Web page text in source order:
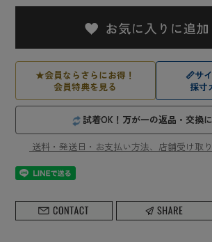
★会員ならさらにお得！
会員特典を見る
📏サ
採寸
試着OK！万が一の返品・交換
送料・発送日・お支払い方法、店舗受け取